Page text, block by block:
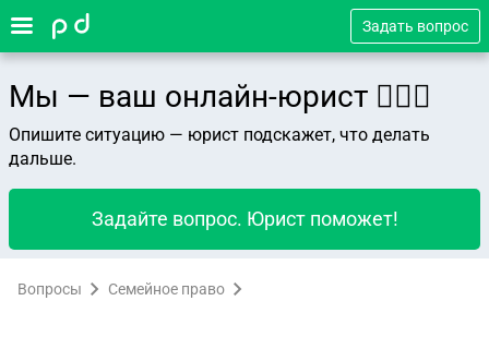
Задать вопрос
Мы — ваш онлайн-юрист 👨🏻‍⚖️
Опишите ситуацию — юрист подскажет, что делать
дальше.
Задайте вопрос. Юрист поможет!
Вопросы Семейное право